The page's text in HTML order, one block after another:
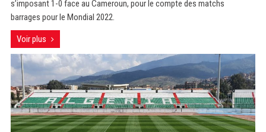
s’imposant 1-0 face au Cameroun, pour le compte des matchs
barrages pour le Mondial 2022.
Voir plus